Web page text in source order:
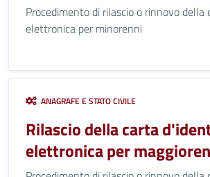
Procedimento di rilascio o rinnovo
elettronica per minorenni
ANAGRAFE E STATO CIVILE
Rilascio della carta
elettronica per